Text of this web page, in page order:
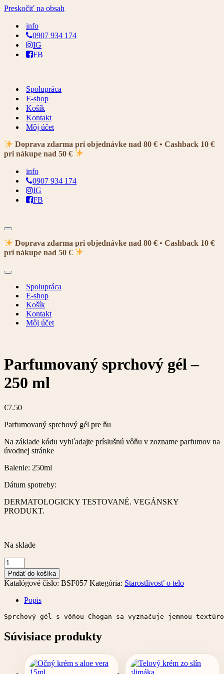
Preskočiť na obsah
info
0907 934 174
IG
FB
Spolupráca
E-shop
Košík
Kontakt
Môj účet
Doprava zdarma pri objednávke nad 80 € • Cashback 10 €
pri nákupe nad 50 €
info
0907 934 174
IG
FB
Menu
navigácie
Doprava zdarma pri objednávke nad 80 € • Cashback 10 €
pri nákupe nad 50 €
Menu
navigácieSpolupráca
E-shop
Košík
Kontakt
Môj účet
Parfumovaný sprchový gél –
250 ml
€7.50
Parfumovaný sprchový gél pre ňu
Na základe kódu vyhľadajte príslušnú vôňu v zozname parfumov na
úvodnej stránke
Balenie: 250ml
Dátum spotreby:
DERMATOLOGICKY TESTOVANÉ. VEGÁNSKY
PRODUKT.
Na sklade
množstvo
Parfumovaný
sprchový
gél
ml
Pridať do košíka
Katalógové číslo: BSF057 Kategória: Starostlivosť o telo
Popis
Sprchový gél s vôňou Chogan sa vyznačuje jemnou
Súvisiace produkty